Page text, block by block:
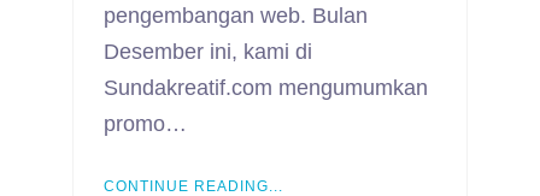
pengembangan web. Bulan
Desember ini, kami di
Sundakreatif.com mengumumkan
promo…
CONTINUE READING...